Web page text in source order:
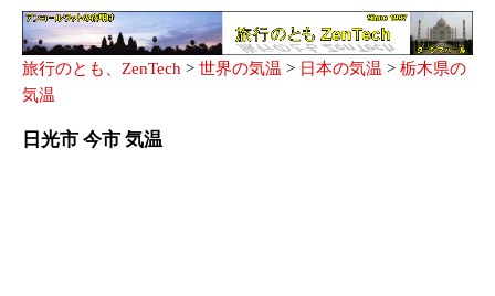
旅行のとも、ZenTech > 世界の気温 > 日本の気温 > 栃木県の
気温
日光市 今市 気温